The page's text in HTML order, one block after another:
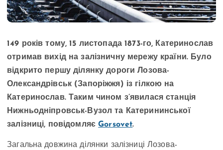
149 років тому, 15 листопада 1873-го, Катеринослав
отримав вихід на залізничну мережу країни. Було
відкрито першу ділянку дороги Лозова-
Олександрівськ (Запоріжжя) із гілкою на
Катеринослав. Таким чином з’явилася станція
Нижньодніпровськ-Вузол та Катерининської
залізниці, повідомляєGorsovet.
Загальна довжина ділянки залізниці Лозова-